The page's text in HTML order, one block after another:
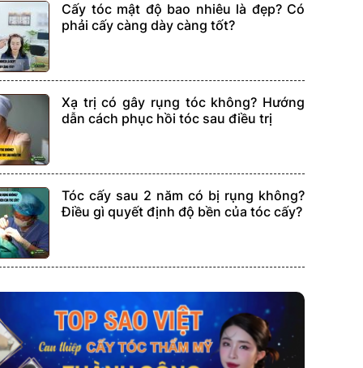
Cấy tóc mật độ bao nhiêu là đẹp? Có
phải cấy càng dày càng tốt?
Xạ trị có gây rụng tóc không? Hướng
dẫn cách phục hồi tóc sau điều trị
Tóc cấy sau 2 năm có bị rụng không?
Điều gì quyết định độ bền của tóc cấy?